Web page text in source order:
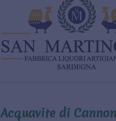
Acquavite di